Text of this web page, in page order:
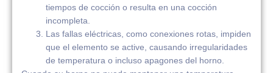
tiempos de cocción o resulta en una cocción
incompleta.
Las fallas eléctricas, como conexiones rotas, impiden
que el elemento se active, causando irregularidades
de temperatura o incluso apagones del horno.